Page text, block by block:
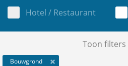
Hotel / Restaurant
Toon filters
Bouwgrond